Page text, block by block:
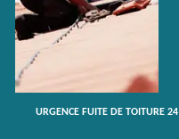
URGENCE FUITE DE TOITURE 24